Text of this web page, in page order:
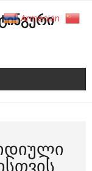
Armenian